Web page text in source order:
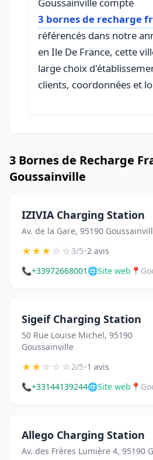
3 bornes de recharge
référencés dans notre
en Ile De France, cette
large choix
clients, coordonnées et
3 Bornes de Recharge
Goussainville
IZIVIA Charging Station
Av. de la Gare, 95190
★★★☆☆3/5•2 avis
📞+33972668001 🌐Site web 📍
Sigeif Charging Station
50 Rue Louise Michel, 95190
Goussainville
★★☆☆☆2/5•1 avis
📞+33144139244🌐Site web 📍
Allego Charging Station
Av. des Frères Lumière 4, 95190